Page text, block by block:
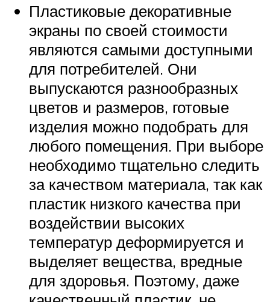
Пластиковые декоративные
экраны по своей стоимости
являются самыми доступными
для потребителей. Они
выпускаются разнообразных
цветов и размеров, готовые
изделия можно подобрать для
любого помещения. При выборе
необходимо тщательно следить
за качеством материала, так как
пластик низкого качества при
воздействии высоких
температур деформируется и
выделяет вещества, вредные
для здоровья. Поэтому, даже